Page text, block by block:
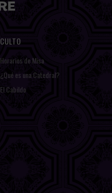
CULTO
Horarios de Misa
¿Qué es una Catedral?
El Cabildo